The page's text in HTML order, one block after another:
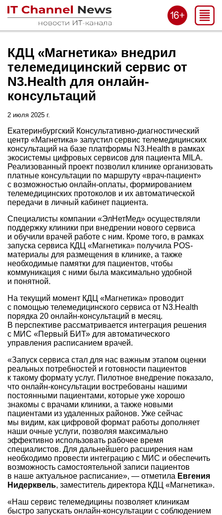
КДЦ «Магнетика» внедрил
телемедицинский сервис от
N3.Health для онлайн-
консультаций
2 июля 2025 г.
Екатеринбургский Консультативно-диагностический
центр «Магнетика» запустил сервис телемедицинских
консультаций на базе платформы N3.Health в рамках
экосистемы цифровых сервисов для пациента MILA.
Реализованный проект позволил клинике организовать
платные консультации по маршруту «врач-пациент»
с возможностью онлайн-оплаты, формированием
телемедицинских протоколов и их автоматической
передачи в личный кабинет пациента.
Специалисты компании «ЭлНетМед» осуществляли
поддержку клиники при внедрении нового сервиса
и обучили врачей работе с ним. Кроме того, в рамках
запуска сервиса КДЦ «Магнетика» получила POS-
материалы для размещения в клинике, а также
необходимые памятки для пациентов, чтобы
коммуникация с ними была максимально удобной
и понятной.
На текущий момент КДЦ «Магнетика» проводит
с помощью телемедицинского сервиса от N3.Health
порядка 20 онлайн-консультаций в месяц.
В перспективе рассматривается интеграция решения
с МИС «Первый БИТ» для автоматического
управления расписанием врачей.
«Запуск сервиса стал для нас важным этапом оценки
реальных потребностей и готовности пациентов
к такому формату услуг. Пилотное внедрение показало,
что онлайн-консультации востребованы нашими
постоянными пациентами, которые уже хорошо
знакомы с врачами клиники, а также новыми
пациентами из удаленных районов. Уже сейчас
мы видим, как цифровой формат работы дополняет
наши очные услуги, позволяя максимально
эффективно использовать рабочее время
специалистов. Для дальнейшего расширения нам
необходимо провести интеграцию с МИС и обеспечить
возможность самостоятельной записи пациентов
в наше актуальное расписание», — отметила Евгения
Нидерквель, заместитель директора КДЦ «Магнетика».
«Наш сервис телемедицины позволяет клиникам
быстро запускать онлайн-консультации с соблюдением